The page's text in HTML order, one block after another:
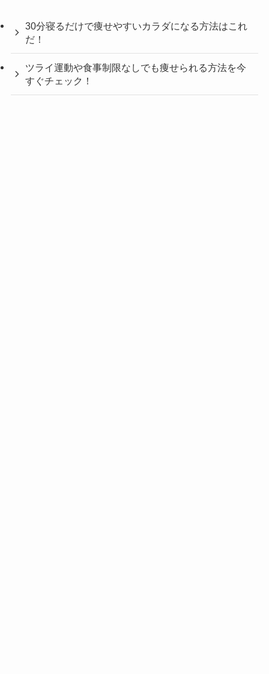
30分寝るだけで痩せやすいカラダになる方法はこれ
だ！
ツライ運動や食事制限なしでも痩せられる方法を今
すぐチェック！